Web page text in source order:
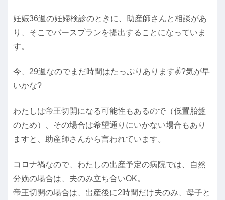
妊娠36週の妊婦検診のときに、助産師さんと相談があ
り、そこでバースプランを提出することになっていま
す。
今、29週なのでまだ時間はたっぷりあります✌?気が早
いかな?
わたしは帝王切開になる可能性もあるので（低置胎盤
のため）、その場合は希望通りにいかない場合もあり
ますと、助産師さんから言われています。
コロナ禍なので、わたしの出産予定の病院では、自然
分娩の場合は、夫のみ立ち合いOK。
帝王切開の場合は、出産後に2時間だけ夫のみ、母子と